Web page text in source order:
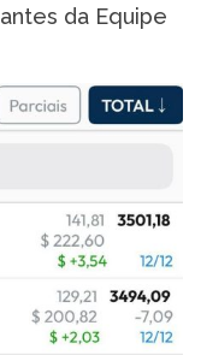
da Equipe